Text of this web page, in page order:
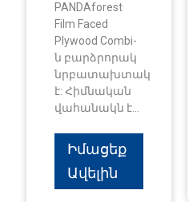
PANDAforest
Film Faced
Plywood Combi-
ն բարձրորակ
նրբատախտակ
է: Հիմնական
վահանակն է...
Իմացեք
Ավելին